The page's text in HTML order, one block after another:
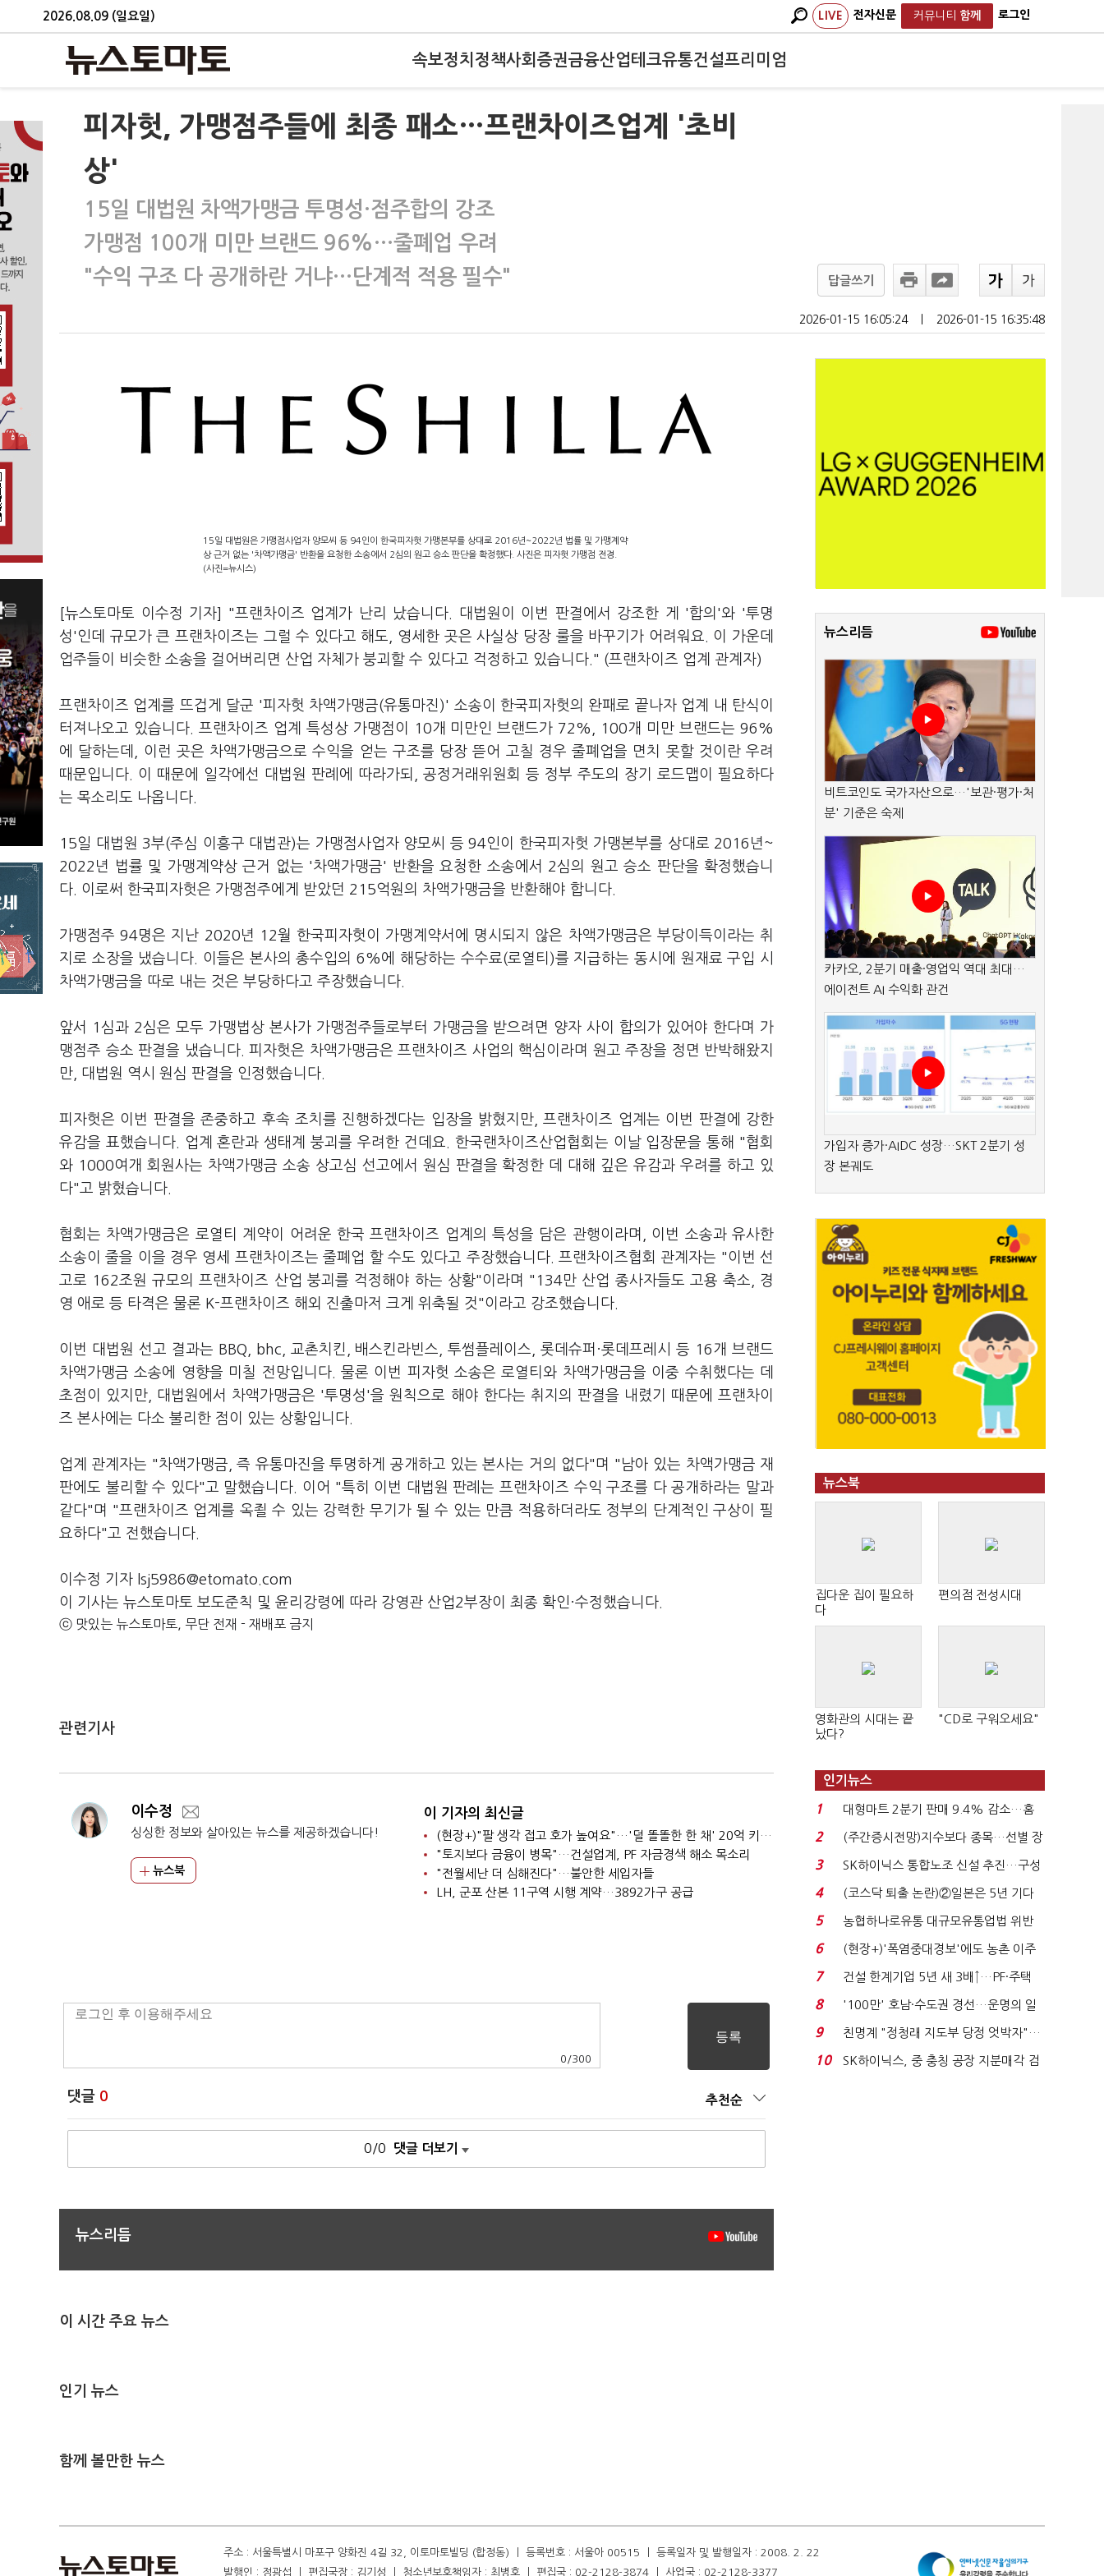
2026.08.09 (일요일) LIVE 전자신문 커뮤니티 함께 로그인
속보정치 정책사회 증권금융산업테크유통건설프리미엄
피자헛, 가맹점주들에 최종 패소…프랜차이즈업계 '초비
상'
15일 대법원 차액가맹금 투명성·점주합의 강조
가맹점 100개 미만 브랜드 96%…줄폐업 우려
"수익 구조 다 공개하란 거냐…단계적 적용 필수"
답글쓰기
2026-01-15 16:05:24 2026-01-15 16:35:48
15일 대법원은 가맹점사업자 양모씨 등 94인이 한국피자헛 가맹본부를 상대로 2016년~2022년 법률 및 가맹계약
상 근거 없는 '차액가맹금' 반환을 요청한 소송에서 2심의 원고 승소 판단을 확정했다. 사진은 피자헛 가맹점 전경.
(사진=뉴시스)
[뉴스토마토 이수정 기자] "프랜차이즈 업계가 난리 났습니다. 대법원이 이번 판결에서 강조한 게 '합의'와 '투명
성'인데 규모가 큰 프랜차이즈는 그럴 수 있다고 해도, 영세한 곳은 사실상 당장 룰을 바꾸기가 어려워요. 이 가운데
업주들이 비슷한 소송을 걸어버리면 산업 자체가 붕괴할 수 있다고 걱정하고 있습니다." (프랜차이즈 업계 관계자)
프랜차이즈 업계를 뜨겁게 달군 '피자헛 차액가맹금(유통마진)' 소송이 한국피자헛의 완패로 끝나자 업계 내 탄식이
터져나오고 있습니다. 프랜차이즈 업계 특성상 가맹점이 10개 미만인 브랜드가 72%, 100개 미만 브랜드는 96%
에 달하는데, 이런 곳은 차액가맹금으로 수익을 얻는 구조를 당장 뜯어 고칠 경우 줄폐업을 면치 못할 것이란 우려
때문입니다. 이 때문에 일각에선 대법원 판례에 따라가되, 공정거래위원회 등 정부 주도의 장기 로드맵이 필요하다
는 목소리도 나옵니다.
15일 대법원 3부(주심 이흥구 대법관)는 가맹점사업자 양모씨 등 94인이 한국피자헛 가맹본부를 상대로 2016년~
2022년 법률 및 가맹계약상 근거 없는 '차액가맹금' 반환을 요청한 소송에서 2심의 원고 승소 판단을 확정했습니
다. 이로써 한국피자헛은 가맹점주에게 받았던 215억원의 차액가맹금을 반환해야 합니다.
가맹점주 94명은 지난 2020년 12월 한국피자헛이 가맹계약서에 명시되지 않은 차액가맹금은 부당이득이라는 취
지로 소장을 냈습니다. 이들은 본사의 총수입의 6%에 해당하는 수수료(로열티)를 지급하는 동시에 원재료 구입 시
차액가맹금을 따로 내는 것은 부당하다고 주장했습니다.
앞서 1심과 2심은 모두 가맹법상 본사가 가맹점주들로부터 가맹금을 받으려면 양자 사이 합의가 있어야 한다며 가
맹점주 승소 판결을 냈습니다. 피자헛은 차액가맹금은 프랜차이즈 사업의 핵심이라며 원고 주장을 정면 반박해왔지
만, 대법원 역시 원심 판결을 인정했습니다.
피자헛은 이번 판결을 존중하고 후속 조치를 진행하겠다는 입장을 밝혔지만, 프랜차이즈 업계는 이번 판결에 강한
유감을 표했습니다. 업계 혼란과 생태계 붕괴를 우려한 건데요. 한국랜차이즈산업협회는 이날 입장문을 통해 "협회
와 1000여개 회원사는 차액가맹금 소송 상고심 선고에서 원심 판결을 확정한 데 대해 깊은 유감과 우려를 하고 있
다"고 밝혔습니다.
협회는 차액가맹금은 로열티 계약이 어려운 한국 프랜차이즈 업계의 특성을 담은 관행이라며, 이번 소송과 유사한
소송이 줄을 이을 경우 영세 프랜차이즈는 줄폐업 할 수도 있다고 주장했습니다. 프랜차이즈협회 관계자는 "이번 선
고로 162조원 규모의 프랜차이즈 산업 붕괴를 걱정해야 하는 상황"이라며 "134만 산업 종사자들도 고용 축소, 경
영 애로 등 타격은 물론 K-프랜차이즈 해외 진출마저 크게 위축될 것"이라고 강조했습니다.
이번 대법원 선고 결과는 BBQ, bhc, 교촌치킨, 배스킨라빈스, 투썸플레이스, 롯데슈퍼·롯데프레시 등 16개 브랜드
차액가맹금 소송에 영향을 미칠 전망입니다. 물론 이번 피자헛 소송은 로열티와 차액가맹금을 이중 수취했다는 데
초점이 있지만, 대법원에서 차액가맹금은 '투명성'을 원칙으로 해야 한다는 취지의 판결을 내렸기 때문에 프랜차이
즈 본사에는 다소 불리한 점이 있는 상황입니다.
업계 관계자는 "차액가맹금, 즉 유통마진을 투명하게 공개하고 있는 본사는 거의 없다"며 "남아 있는 차액가맹금 재
판에도 불리할 수 있다"고 말했습니다. 이어 "특히 이번 대법원 판례는 프랜차이즈 수익 구조를 다 공개하라는 말과
같다"며 "프랜차이즈 업계를 옥죌 수 있는 강력한 무기가 될 수 있는 만큼 적용하더라도 정부의 단계적인 구상이 필
요하다"고 전했습니다.
이수정 기자 lsj5986@etomato.com
이 기사는 뉴스토마토 보도준칙 및 윤리강령에 따라 강영관 산업2부장이 최종 확인·수정했습니다.
ⓒ 맛있는 뉴스토마토, 무단 전재 - 재배포 금지
관련기사
이수정
싱싱한 정보와 살아있는 뉴스를 제공하겠습니다!
뉴스북
이 기자의 최신글
(현장+)"팔 생각 접고 호가 높여요"…'덜 똘똘한 한 채' 20억 키맞추기
"토지보다 금융이 병목"…건설업계, PF 자금경색 해소 목소리
"전월세난 더 심해진다"…불안한 세입자들
LH, 군포 산본 11구역 시행 계약…3892가구 공급
0 /300
댓글 0 추천순
0/0 댓글 더보기
뉴스리듬
이 시간 주요 뉴스
인기 뉴스
함께 볼만한 뉴스
뉴스리듬
비트코인도 국가자산으로…'보관·평가·처
분' 기준은 숙제
카카오, 2분기 매출·영업익 역대 최대…
에이전트 AI 수익화 관건
가입자 증가·AIDC 성장…SKT 2분기 성
장 본궤도
뉴스북
집다운 집이 필요하
다
편의점 전성시대
영화관의 시대는 끝
났다?
"CD로 구워오세요"
인기뉴스
1
대형마트 2분기 판매 9.4% 감소…홈
플러스 사태 여파...
2
(주간증시전망)지수보다 종목…선별 장
세 이어진다...
3
SK하이닉스 통합노조 신설 추진…구성
원 간 성과급 불...
4
(코스닥 퇴출 논란)②일본은 5년 기다
려주는데 우리는 ...
5
농협하나로유통 대규모유통업법 위반
적발…공정위, 과...
6
(현장+)'폭염중대경보'에도 농촌 이주
노동자는 강행군…'야...
7
건설 한계기업 5년 새 3배↑…PF·주택
침체에 재무 ...
8
'100만' 호남·수도권 경선…운명의 일
주일
9
친명계 "정청래 지도부 당정 엇박자"…
친청계 "신천지 오...
10
SK하이닉스, 중 충칭 공장 지분매각 검
주소 : 서울특별시 마포구 양화진 4길 32, 이토마토빌딩 (합정동) ㅣ 등록번호 : 서울아 00515 ㅣ 등록일자 및 발행일자 : 2008. 2. 22
발행인 : 정광섭 ㅣ 편집국장 : 김기성 ㅣ 청소년보호책임자 : 최병호 ㅣ 편집국 : 02-2128-3874 ㅣ 사업국 : 02-2128-3377